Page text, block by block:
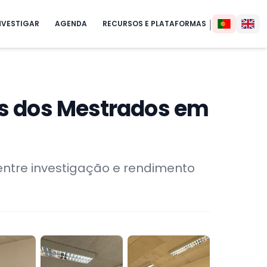
AGENDA RECURSOS E PLATAFORMAS |
dos Mestrados em
investigação e rendimento